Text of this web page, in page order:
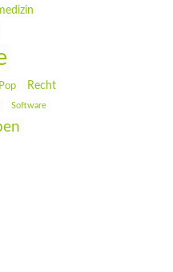
Pop Recht
Software